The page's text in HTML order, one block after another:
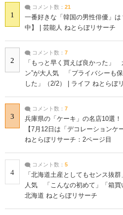
1
コメント数： 21
一番好きな「韓国の男性俳優」
中】 | 芸能人 ねとらぼリサーチ
2
コメント数： 7
「もっと早く買えば良かった」
ン”が大人気 「プライバシーも
した」（2/2） | ライフ ねとらぼ
3
コメント数： 7
兵庫県の「ケーキ」の名店10選
【7月12日は「デコレーション
ねとらぼリサーチ：2ページ目
4
コメント数： 5
「北海道土産としてもセンス抜
人気 「こんなの初めて」「箱買
北海道 ねとらぼリサーチ